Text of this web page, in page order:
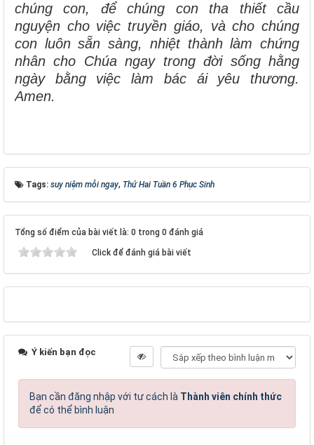
chúng con, để chúng con tha thiết cầu
nguyện cho việc truyền giáo, và cho chúng
con luôn sẵn sàng, nhiệt thành làm chứng
nhân cho Chúa ngay trong đời sống hằng
ngày bằng việc làm bác ái yêu thương.
Amen.
Tags: suy niệm mỗi ngay, Thứ Hai Tuần 6 Phục Sinh
Tổng số điểm của bài viết là: 0 trong 0 đánh giá
Click để đánh giá bài viết
Ý kiến bạn đọc
Bạn cần đăng nhập với tư cách là Thành viên chính thức
để có thể bình luận